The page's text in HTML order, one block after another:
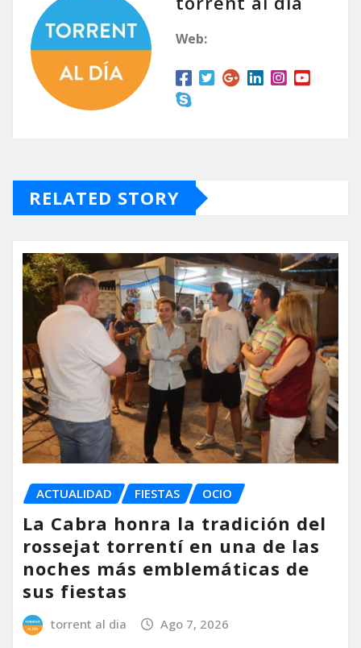
Web:
RELATED STORY
ACTUALIDAD FIESTAS OCIO
La Cabra honra la tradición del
rossejat torrentí en una de las
noches más emblemáticas de
sus fiestas
torrent al dia Ago 7, 2026